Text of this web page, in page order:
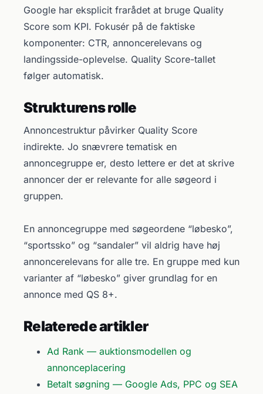
Google har eksplicit frarådet at bruge Quality
Score som KPI. Fokusér på de faktiske
komponenter: CTR, annoncerelevans og
landingsside-oplevelse. Quality Score-tallet
følger automatisk.
Strukturens rolle
Annoncestruktur påvirker Quality Score
indirekte. Jo snævrere tematisk en
annoncegruppe er, desto lettere er det at skrive
annoncer der er relevante for alle søgeord i
gruppen.
En annoncegruppe med søgeordene “løbesko”,
“sportssko” og “sandaler” vil aldrig have høj
annoncerelevans for alle tre. En gruppe med kun
varianter af “løbesko” giver grundlag for en
annonce med QS 8+.
Relaterede artikler
Ad Rank — auktionsmodellen og
annonceplacering
Betalt søgning — Google Ads, PPC og SEA